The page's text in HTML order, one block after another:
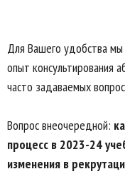
Для Вашего удобства
опыт консультирования
часто задаваемых
Вопрос внеочередной:
процесс в 2023-24
изменения в